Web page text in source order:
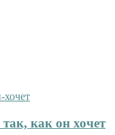
как он хочет